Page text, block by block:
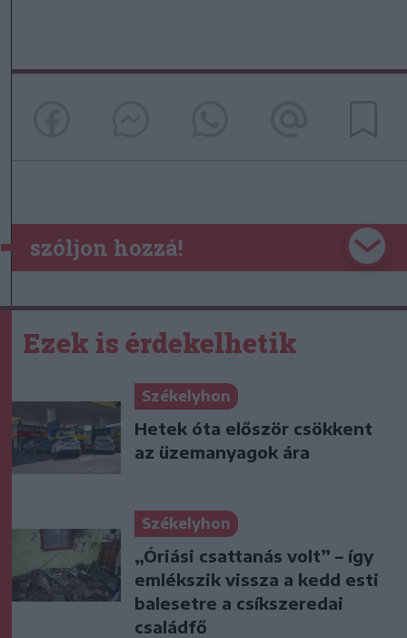
szóljon hozzá!
Ezek is érdekelhetik
Székelyhon
Hetek óta először csökkent
az üzemanyagok ára
Székelyhon
„Óriási csattanás volt” – így
emlékszik vissza a kedd esti
balesetre a csíkszeredai
családfő